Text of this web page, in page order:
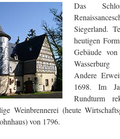
Das
Siegerland.
heutigen
Gebäude
Andere
1698. Im
Rundturm
Weinbrennerei (heute
von 1796.